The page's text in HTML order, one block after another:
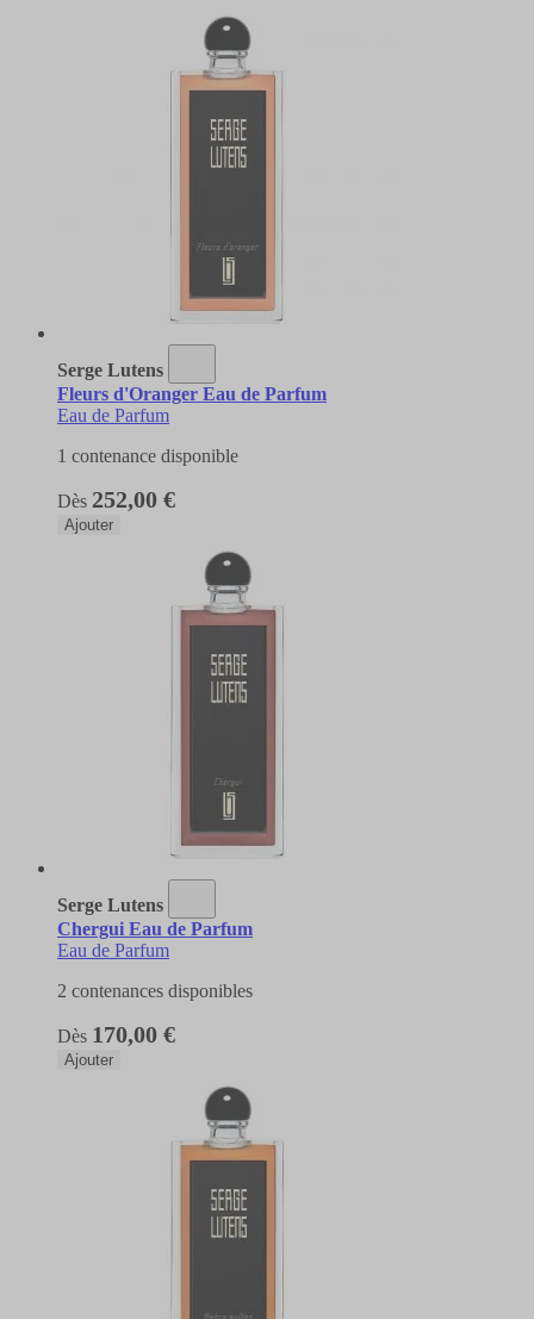
Serge Lutens
Fleurs d'Oranger Eau de Parfum
Eau de Parfum
1 contenance disponible
Dès 252,00 €
Ajouter
Serge Lutens
Chergui Eau de Parfum
Eau de Parfum
2 contenances disponibles
Dès 170,00 €
Ajouter